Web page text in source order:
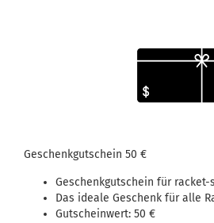
Geschenkgutschein 50 €
Geschenkgutschein für racket-
Das ideale Geschenk für alle
Gutscheinwert: 50 €